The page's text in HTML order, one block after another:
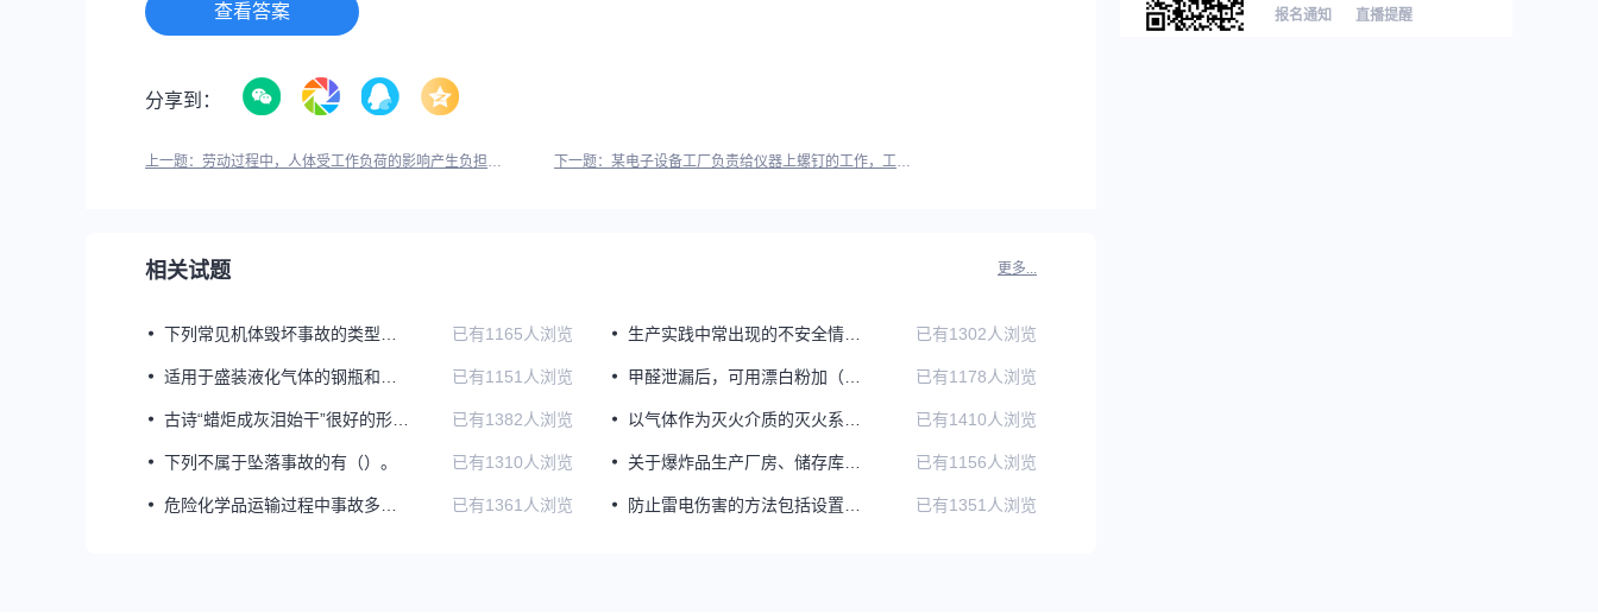
查看答案
分享到：
上一题：劳动过程中，人体受工作负荷的影响产生负担，随时间不断积累，从而引发疲劳。按疲劳产生的原因，可分为（）。 下一题：某电子设备工厂负责给仪器上螺钉的工作，工作时间从早晨8：30到下午5：30，工作一段时间后，该员工困意难当，经常将螺钉漏装。根据安全人机工程原理，造成失误的原因是（）。
相关试题 更多...
已有1165人浏览 已有1302人浏览
已有1151人浏览 已有1178人浏览
已有1382人浏览 已有1410人浏览
下列不属于坠落事故的有（）。 已有1310人浏览 已有1156人浏览
已有1361人浏览 已有1351人浏览
报名通知
直播提醒